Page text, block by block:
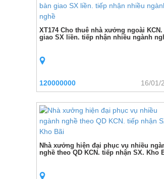
XT174 Cho thuê nhà xưởng ngoài KCN.
giao SX liền. tiếp nhận nhiều ngành
120000000 16/01/
Nhà xưởng hiện đại phục vụ nhiều
nghề theo QD KCN. tiếp nhận SX. Kho